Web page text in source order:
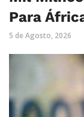
Para
5 de Agosto, 2026